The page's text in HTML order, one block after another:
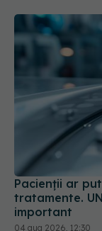
Pacienții ar
tratamente.
important
04 aug 2026, 12:30